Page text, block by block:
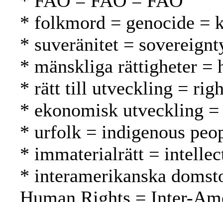
* folkmord = genocide =
* suveränitet =
* mänskliga rättigheter =
* rätt till utveckling =
* ekonomisk utveckling
* urfolk = indigenous
* immaterialrätt =
* interamerikanska
Human Rights = Inter-